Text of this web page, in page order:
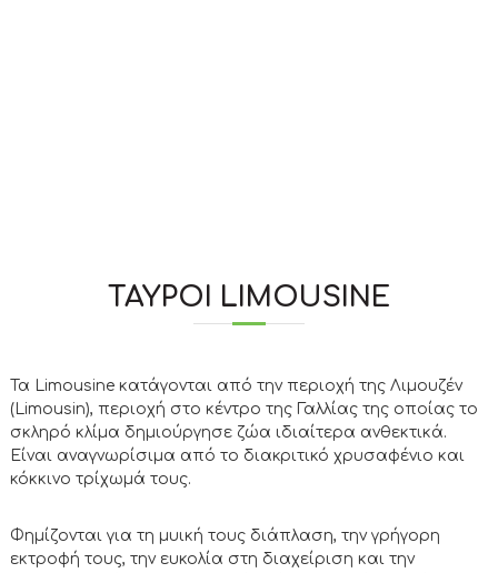
ΤΑΎΡΟΙ LIMOUSINE
Τα Limousine κατάγονται από την περιοχή της Λιμουζέν
(Limousin), περιοχή στο κέντρο της Γαλλίας της οποίας το
σκληρό κλίμα δημιούργησε ζώα ιδιαίτερα ανθεκτικά.
Είναι αναγνωρίσιμα από το διακριτικό χρυσαφένιο και
κόκκινο τρίχωμά τους.
Φημίζονται για τη μυική τους διάπλαση, την γρήγορη
εκτροφή τους, την ευκολία στη διαχείριση και την